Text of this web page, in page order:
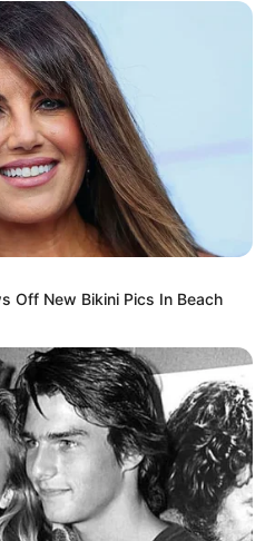
sind Affiliate-
etwas darüber gebucht oder
ohne dass sich
Off New Bikini Pics In Beach